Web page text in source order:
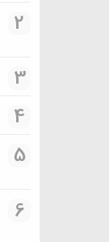
2
3
4
5
6